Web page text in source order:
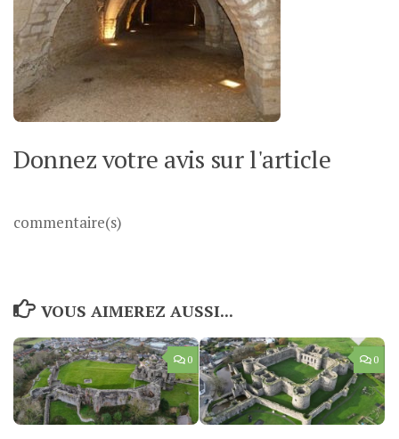
Donnez votre avis sur l'article
commentaire(s)
VOUS AIMEREZ AUSSI...
0 0